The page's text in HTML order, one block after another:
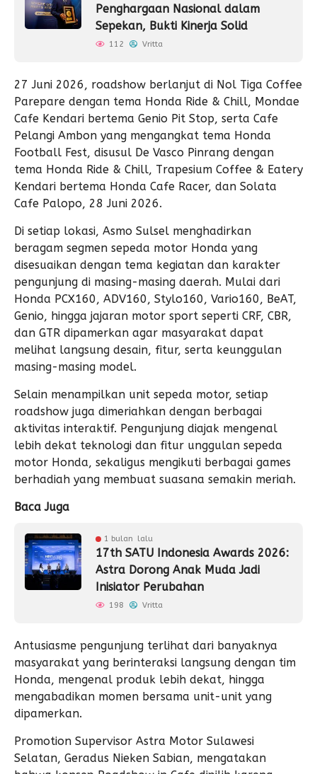
Penghargaan Nasional dalam
Sepekan, Bukti Kinerja Solid
112 Vritta
27 Juni 2026, roadshow berlanjut di Nol Tiga Coffee
Parepare dengan tema Honda Ride & Chill, Mondae
Cafe Kendari bertema Genio Pit Stop, serta Cafe
Pelangi Ambon yang mengangkat tema Honda
Football Fest, disusul De Vasco Pinrang dengan
tema Honda Ride & Chill, Trapesium Coffee & Eatery
Kendari bertema Honda Cafe Racer, dan Solata
Cafe Palopo, 28 Juni 2026.
Di setiap lokasi, Asmo Sulsel menghadirkan
beragam segmen sepeda motor Honda yang
disesuaikan dengan tema kegiatan dan karakter
pengunjung di masing-masing daerah. Mulai dari
Honda PCX160, ADV160, Stylo160, Vario160, BeAT,
Genio, hingga jajaran motor sport seperti CRF, CBR,
dan GTR dipamerkan agar masyarakat dapat
melihat langsung desain, fitur, serta keunggulan
masing-masing model.
Selain menampilkan unit sepeda motor, setiap
roadshow juga dimeriahkan dengan berbagai
aktivitas interaktif. Pengunjung diajak mengenal
lebih dekat teknologi dan fitur unggulan sepeda
motor Honda, sekaligus mengikuti berbagai games
berhadiah yang membuat suasana semakin meriah.
Baca Juga
1 bulan lalu
17th SATU Indonesia Awards 2026:
Astra Dorong Anak Muda Jadi
Inisiator Perubahan
198 Vritta
Antusiasme pengunjung terlihat dari banyaknya
masyarakat yang berinteraksi langsung dengan tim
Honda, mengenal produk lebih dekat, hingga
mengabadikan momen bersama unit-unit yang
dipamerkan.
Promotion Supervisor Astra Motor Sulawesi
Selatan, Geradus Nieken Sabian, mengatakan